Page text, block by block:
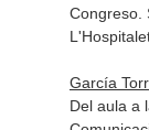
Congreso.
García
Del aula a